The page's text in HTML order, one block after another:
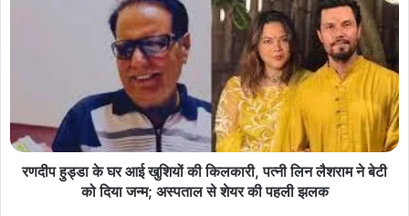
रणदीप हुड्डा के घर आई खुशियों की किलकारी, पत्नी लिन लैशराम ने बेटी
को दिया जन्म; अस्पताल से शेयर की पहली झलक